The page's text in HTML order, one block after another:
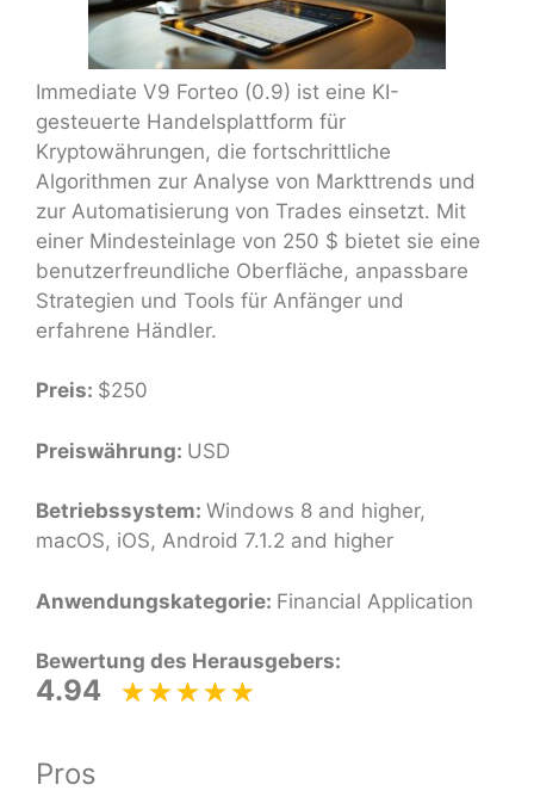
Immediate V9 Forteo (0.9) ist eine KI-
gesteuerte Handelsplattform für
Kryptowährungen, die fortschrittliche
Algorithmen zur Analyse von Markttrends und
zur Automatisierung von Trades einsetzt. Mit
einer Mindesteinlage von 250 $ bietet sie eine
benutzerfreundliche Oberfläche, anpassbare
Strategien und Tools für Anfänger und
erfahrene Händler.
Preis: $250
Preiswährung: USD
Betriebssystem: Windows 8 and higher,
macOS, iOS, Android 7.1.2 and higher
Anwendungskategorie: Financial Application
Bewertung des Herausgebers:
4.94
Pros